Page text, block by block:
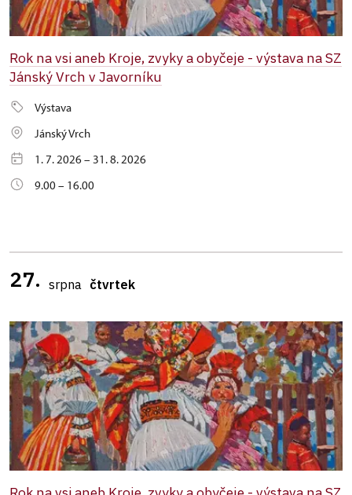
Rok na vsi aneb Kroje, zvyky a obyčeje - výstava na SZ
Jánský Vrch v Javorníku
Výstava
Jánský Vrch
1. 7. 2026 – 31. 8. 2026
9.00 – 16.00
27. srpna čtvrtek